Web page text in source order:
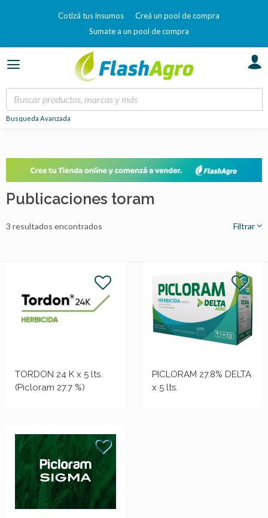
Cotizá tus insumos
Creá un pool de compra
Sumate a un pool de compra
Busqueda Avanzada
TORDON 24 K x 5 lts.
(Picloram 27.7 %)
PICLORAM 27.8% DELTA
x 5 lts.
Publicaciones toram
3 resultados encontrados Filtrar